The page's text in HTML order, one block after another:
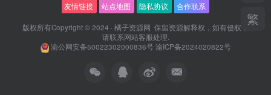
友情链接 站点地图 隐私协议 合作联系
版权所有Copyright © 2024 · 橘子资源网 保留资源解释权，如有侵权，
请联系网站客服处理.
渝公网安备50022302000836号 渝ICP备2024020822号
繁